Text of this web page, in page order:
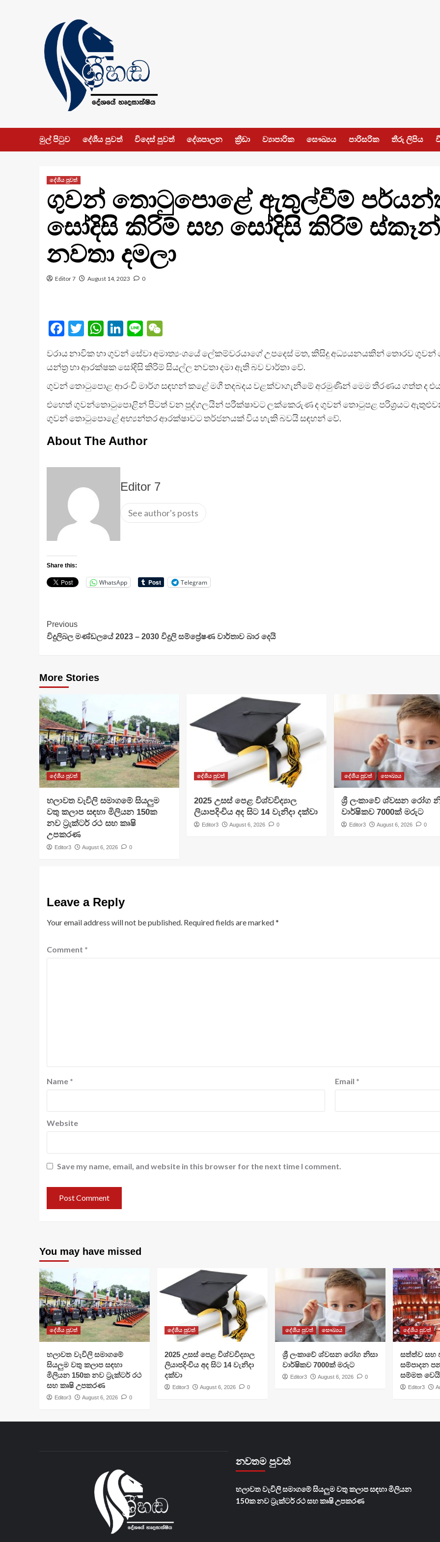
මුල් පිටුව දේශීය පුවත් විදෙස් පුවත් දේශපාලන ක්‍රීඩා ව්‍යාපාරික සෞඛ්‍යය පාරිසරික තීරු ලිපිය
දේශීය පුවත්
ගුවන් තොටුපොළේ ඇතුල්වීම්
සෝදිසි කිරිම් සහ සෝදිසි කිරිම්
නවතා දමලා
Editor 7 August 14, 2023 0
Facebook
Twitter
WhatsApp
LinkedIn
LineWeChat
වරාය නාවික හා ගුවන් සේවා අමාත්‍යංශයේ ලේකම්වරයාගේ උපදෙස් මත, කිසිදු අධ්‍යයනයකින් තොරව
යන්ත්‍ර හා ආරක්ෂක සෝදිසි කිරිම් සියල්ල නවතා දමා ඇති බව වාර්තා වේ.
ගුවන් තොටුපොළ ආරංචි මාර්ග සඳහන් කළේ මගී තදබදය වළක්වාගැනීමේ අරමුණින් මෙම තීරණය ගත්ත ද
එහෙත් ගුවන්තොටුපොළින් පිටත් වන පුද්ගලයින් පරීක්ෂාවට ලක්කෙරුණ ද ගුවන් තොටුපළ පරිශ්‍රයට
ගුවන් තොටුපොළේ අභ්‍යන්තර ආරක්ෂාවට තර්ජනයක් විය හැකි බවයි සඳහන් වේ.
About The Author
Editor 7
See author's posts
Share this:
WhatsApp Telegram
Continue
Reading
Previous
විදුලිබල මණ්ඩලයේ 2023 – 2030 විදුලි සම්ප්‍රේෂණ වාර්තාව බාර දෙයි
More Stories
දේශීය පුවත්
හලාවත වැවිලි සමාගමේ සියලුම
වතු කලාප සඳහා මිලියන 150ක
නව ට්‍රැක්ටර් රථ සහ කෘෂි
උපකරණ
Editor3 August 6, 2026 0
දේශීය පුවත්
​2025 උසස් පෙළ විශ්වවිද්‍යාල
ලියාපදිංචිය අද සිට 14 වැනිදා දක්වා
Editor3 August 6, 2026 0
දේශීය පුවත් සෞඛ්‍යය
ශ්‍රී ලංකාවේ ශ්වසන රෝග
වාර්ෂිකව 7000ක් මරුට
Editor3 August 6, 2026 0
Leave a Reply
Your email address will not be published. Required fields are marked*
Comment *
Name * Email *
Website
Save my name, email, and website in this browser for the next time I comment.
You may have missed
දේශීය පුවත්
හලාවත වැවිලි සමාගමේ
සියලුම වතු කලාප සඳහා
මිලියන 150ක නව ට්‍රැක්ටර් රථ
සහ කෘෂි උපකරණ
Editor3 August 6, 2026 0
දේශීය පුවත්
​2025 උසස් පෙළ විශ්වවිද්‍යාල
ලියාපදිංචිය අද සිට 14 වැනිදා
දක්වා
Editor3 August 6, 2026 0
දේශීය පුවත් සෞඛ්‍යය
ශ්‍රී ලංකාවේ ශ්වසන රෝග නිසා
වාර්ෂිකව 7000ක් මරුට
Editor3 August 6, 2026 0
දේශීය පුවත්
සත්ත්ව සහ
සම්පාදන
සම්මත වෙයි
Editor3
නවතම පුවත්
හලාවත වැවිලි සමාගමේ සියලුම වතු කලාප සඳහා මිලියන
150ක නව ට්‍රැක්ටර් රථ සහ කෘෂි උපකරණ